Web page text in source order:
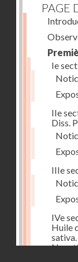
PAGE
Ie
IIe
Diss.
IIIe
IVe
Huile